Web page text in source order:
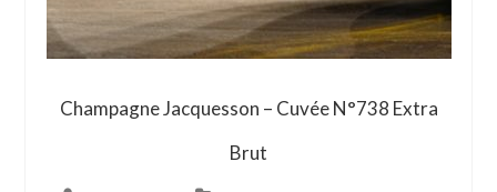
Champagne Jacquesson – Cuvée N°738 Extra
Brut